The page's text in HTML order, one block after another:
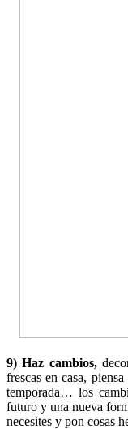
9) Haz cambios,
frescas en casa,
temporada… los
futuro y una nueva
necesites y pon cosas